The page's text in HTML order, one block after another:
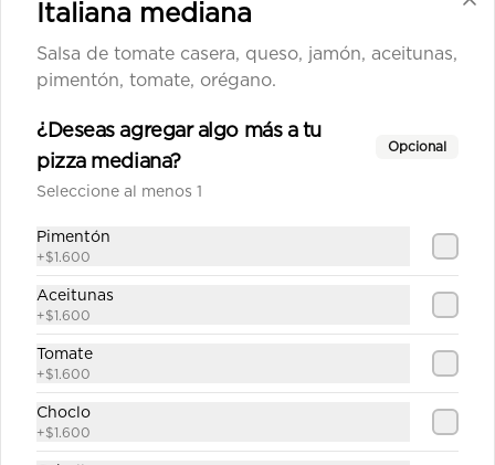
$12.690
Española mediana
Salsa de tomate casera, queso,
Italiana mediana
Salsa de tomate casera, queso, jamón, aceitunas,
pimentón, tomate, orégano.
¿Deseas agregar algo más a tu
pizza mediana?
Opcional
Seleccione al menos 1
Pimentón
+$1.600
Aceitunas
+$1.600
Tomate
+$1.600
Choclo
+$1.600